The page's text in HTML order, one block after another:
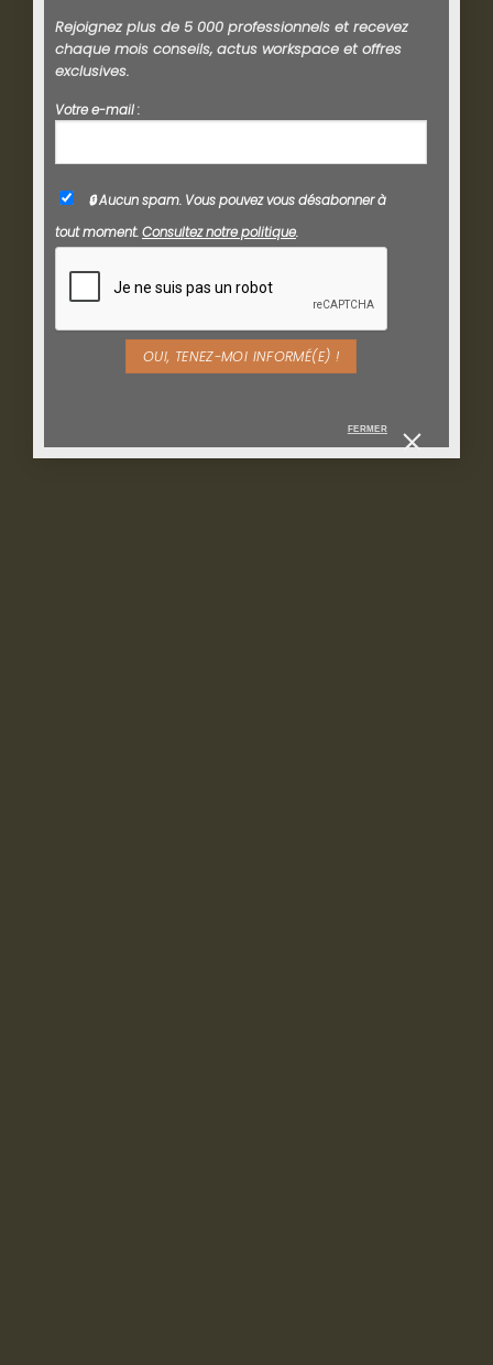
Rejoignez plus de 5 000 professionnels et recevez
chaque mois conseils, actus workspace et offres
exclusives.
Votre e-mail :
🔒 Aucun spam. Vous pouvez vous désabonner à
tout moment.Consultez notre politique.
FERMER